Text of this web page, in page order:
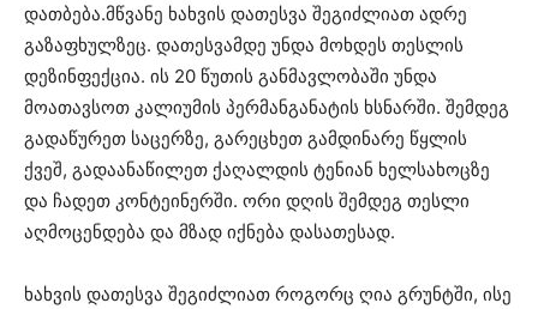
დათბება.მწვანე ხახვის დათესვა შეგიძლიათ ადრე
გაზაფხულზეც. დათესვამდე უნდა მოხდეს თესლის
დეზინფექცია. ის 20 წუთის განმავლობაში უნდა
მოათავსოთ კალიუმის პერმანგანატის ხსნარში. შემდეგ
გადაწურეთ საცერზე, გარეცხეთ გამდინარე წყლის
ქვეშ, გადაანაწილეთ ქაღალდის ტენიან ხელსახოცზე
და ჩადეთ კონტეინერში. ორი დღის შემდეგ თესლი
აღმოცენდება და მზად იქნება დასათესად.
ხახვის დათესვა შეგიძლიათ როგორც ღია გრუნტში, ისე